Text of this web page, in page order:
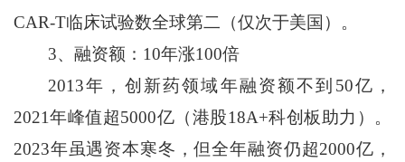
CAR-T临床试验数全球第二（仅次于美国）。
3、融资额：10年涨100倍
2013年，创新药领域年融资额不到50亿，
2021年峰值超5000亿（港股18A+科创板助力）。
2023年虽遇资本寒冬，但全年融资仍超2000亿，